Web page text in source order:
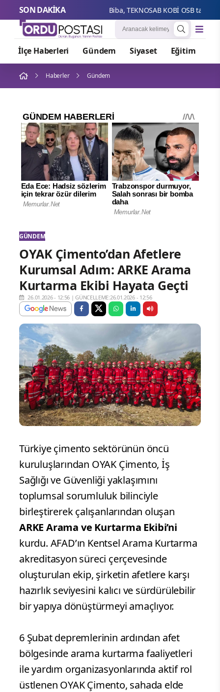
SON DAKİKA Biba,
İlçe Haberleri Gündem Siyaset Eğitim
Haberler Gündem
GÜNDEM
OYAK Çimento’dan Afetlere
Kurumsal Adım: ARKE Arama
Kurtarma Ekibi Hayata Geçti
26.01.2026 - 12:56 |GÜNCELLEME:26.01.2026 - 12:56
Türkiye çimento sektörünün öncü
kuruluşlarından OYAK Çimento, İş
Sağlığı ve Güvenliği yaklaşımını
toplumsal sorumluluk bilinciyle
birleştirerek çalışanlarından oluşan
ARKE Arama ve Kurtarma Ekibi’ni
kurdu. AFAD’ın Kentsel Arama Kurtarma
akreditasyon süreci çerçevesinde
oluşturulan ekip, şirketin afetlere karşı
hazırlık seviyesini kalıcı ve sürdürülebilir
bir yapıya dönüştürmeyi amaçlıyor.
6 Şubat depremlerinin ardından afet
bölgesinde arama kurtarma faaliyetleri
ile yardım organizasyonlarında aktif rol
üstlenen OYAK Çimento, sahada elde